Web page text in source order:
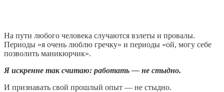
На пути любого человека случаются взлеты и провалы.
Периоды «я очень люблю гречку» и периоды «ой, могу себе
позволить маникюрчик».
Я искренне так считаю: работать — не стыдно.
И признавать свой прошлый опыт — не стыдно.